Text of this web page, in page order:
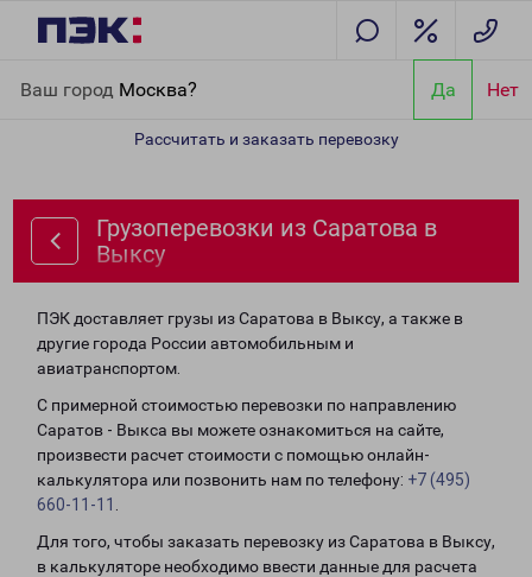
Ваш город Москва? Да Нет
Рассчитать и заказать перевозку
Грузоперевозки из Саратова в
Выксу
ПЭК доставляет грузы из Саратова в Выксу, а также в
другие города России автомобильным и
авиатранспортом.
С примерной стоимостью перевозки по направлению
Саратов - Выкса вы можете ознакомиться на сайте,
произвести расчет стоимости с помощью онлайн-
калькулятора или позвонить нам по телефону: +7 (495)
660-11-11
Для того, чтобы заказать перевозку из Саратова в Выксу,
в калькуляторе необходимо ввести данные для расчета